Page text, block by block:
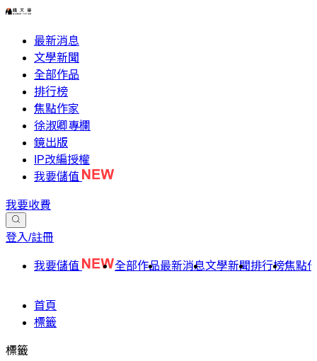
最新消息
文學新聞
全部作品
排行榜
焦點作家
徐淑卿專欄
鏡出版
IP改編授權
我要儲值
我要收費
登入/註冊
我要儲值 全部作品最新消息文學新聞排行榜焦點
首頁
標籤
標籤